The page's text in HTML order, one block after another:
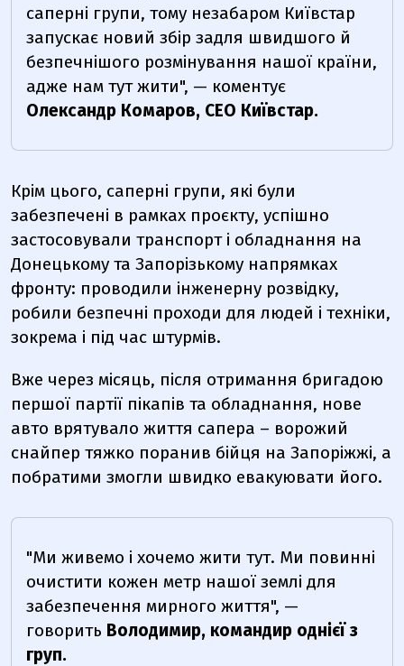
саперні групи, тому незабаром Київстар
запускає новий збір задля швидшого й
безпечнішого розмінування нашої країни,
адже нам тут жити", — коментує
Олександр Комаров, СЕО Київстар.
Крім цього, саперні групи, які були
забезпечені в рамках проєкту, успішно
застосовували транспорт і обладнання на
Донецькому та Запорізькому напрямках
фронту: проводили інженерну розвідку,
робили безпечні проходи для людей і техніки,
зокрема і під час штурмів.
Вже через місяць, після отримання бригадою
першої партії пікапів та обладнання, нове
авто врятувало життя сапера – ворожий
снайпер тяжко поранив бійця на Запоріжжі, а
побратими змогли швидко евакуювати його.
"Ми живемо і хочемо жити тут. Ми повинні
очистити кожен метр нашої землі для
забезпечення мирного життя", —
говорить Володимир, командир однієї з
груп.